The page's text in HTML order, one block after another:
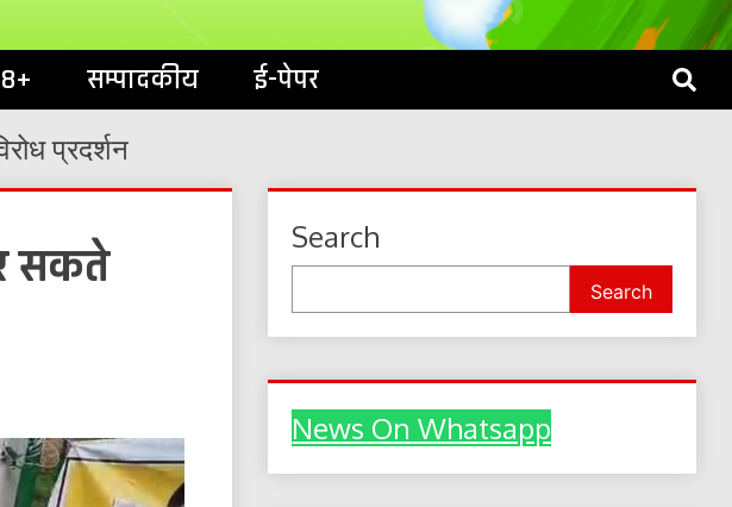
LIVE
सम्पादकीय ई-पेपर
प्रदर्शन
सकते
Search
Search
News On Whatsapp